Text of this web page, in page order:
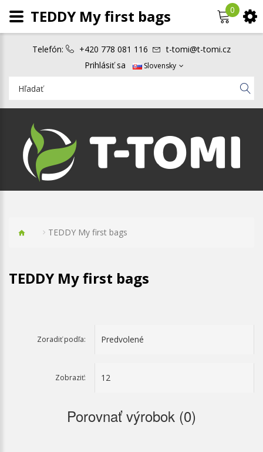
Telefón: +420 778 081 116
t-tomi@t-tomi.cz
Prihlásiť sa
Slovensky
0
TEDDY My first bags
TEDDY My first bags
Zoradiť podľa:
Zobraziť:
Porovnať výrobok (0)
TEDDY My first bags